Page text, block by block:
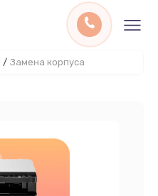
/ Замена корпуса